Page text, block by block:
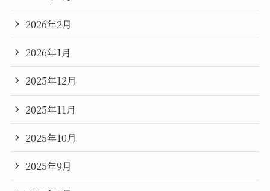
2026年2月
2026年1月
2025年12月
2025年11月
2025年10月
2025年9月